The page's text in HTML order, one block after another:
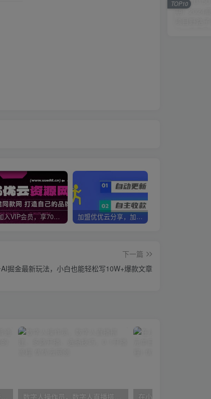
加入VIP会员，享70%的推广提成，免费学习多种网上创业课程，菜鸟秒变大神！ 加盟优优云分享，加盟搭建同款知识付费资源网站，实现长期稳定被动收入~
下一篇
AI掘金最新玩法，小白也能轻松写10W+爆款文章
TOP10